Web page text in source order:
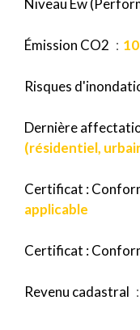
Niveau Ew
Émission CO2
Risques
Dernière
(résidentiel,
Certificat :
applicable
Certificat :
Revenu cadastral